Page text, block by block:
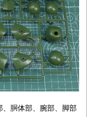
胴体部、腕部、脚部